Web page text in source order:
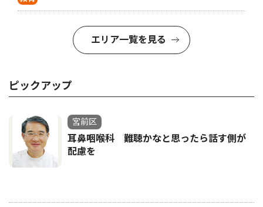
エリア一覧を見る
ピックアップ
宮前区
耳鼻咽喉科 難聴かなと思ったら話す側が
配慮を